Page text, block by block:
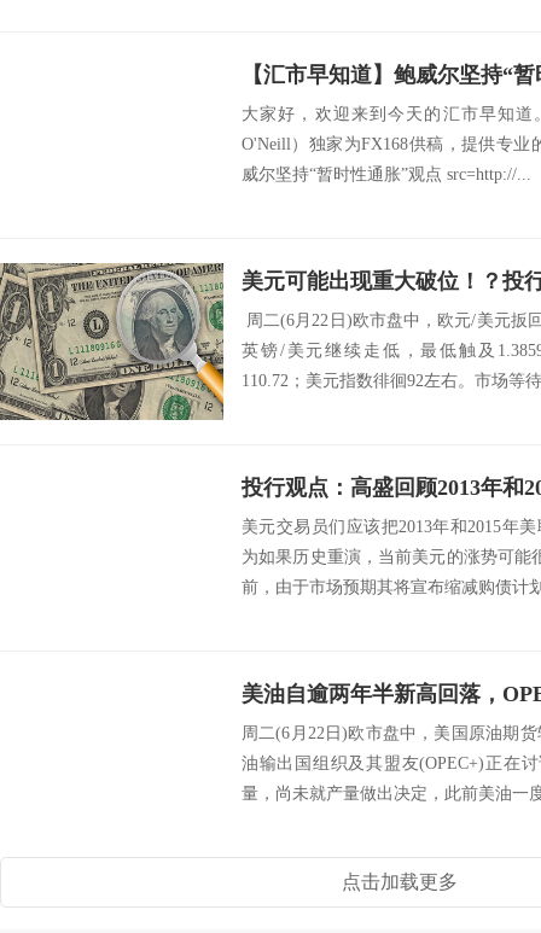
大家好，欢迎来到今天的汇市早知道
O'Neill）独家为FX168供稿，提供专业
威尔坚持“暂时性通胀”观点 src=http://...
周二(6月22日)欧市盘中，欧元/美元扳
英镑/美元继续走低，最低触及
110.72；美元指数徘徊92左右。市场等
美元交易员们应该把2013年和2015年
为如果历史重演，当前美元的涨势可能
前，由于市场预期其将宣布缩减购债计
美油自逾两年半新高回落，
周二(6月22日)欧市盘中，美国原油期
油输出国组织及其盟友(OPEC+)正在
量，尚未就产量做出决定，此前美油一
点击加载更多